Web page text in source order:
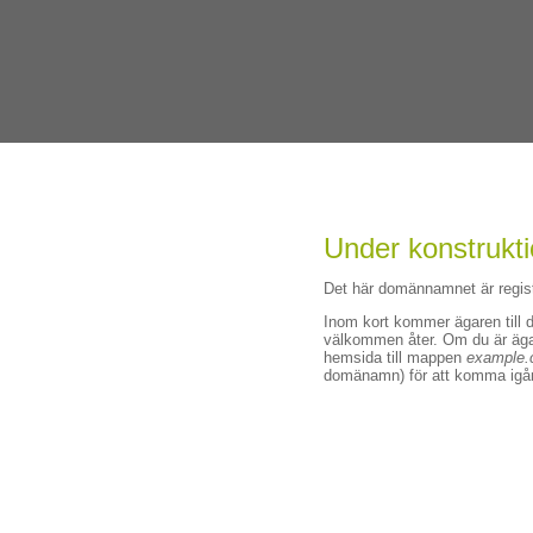
Under
Det här domännamnet är
Inom kort kommer ägaren till
välkommen åter. Om du är
hemsida till mappen
domänamn) för att komma